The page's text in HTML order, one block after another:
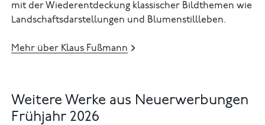
mit der Wiederentdeckung klassischer Bildthemen wie
Landschaftsdarstellungen und Blumenstillleben.
Mehr über Klaus Fußmann
Weitere Werke aus Neuerwerbungen
Frühjahr 2026